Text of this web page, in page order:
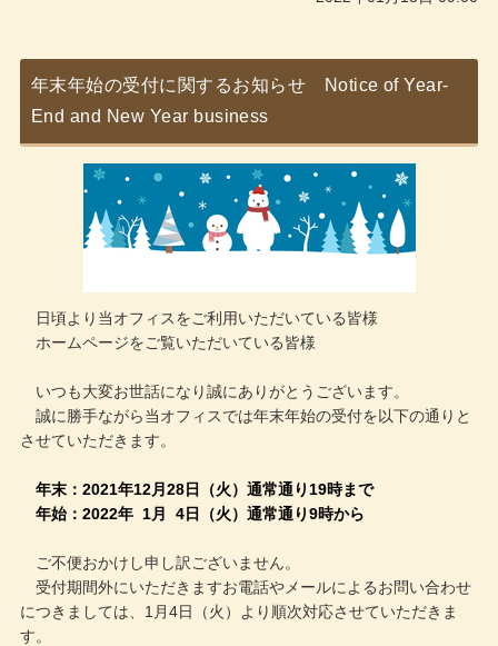
年末年始の受付に関するお知らせ Notice of Year-
End and New Year business
日頃より当オフィスをご利用いただいている皆様
ホームページをご覧いただいている皆様
いつも大変お世話になり誠にありがとうございます。
誠に勝手ながら当オフィスでは年末年始の受付を以下の通りと
させていただきます。
年末：2021年12月28日（火）通常通り19時まで
年始：2022年 1月 4日（火）通常通り9時から
ご不便おかけし申し訳ございません。
受付期間外にいただきますお電話やメールによるお問い合わせ
につきましては、1月4日（火）より順次対応させていただきま
す。